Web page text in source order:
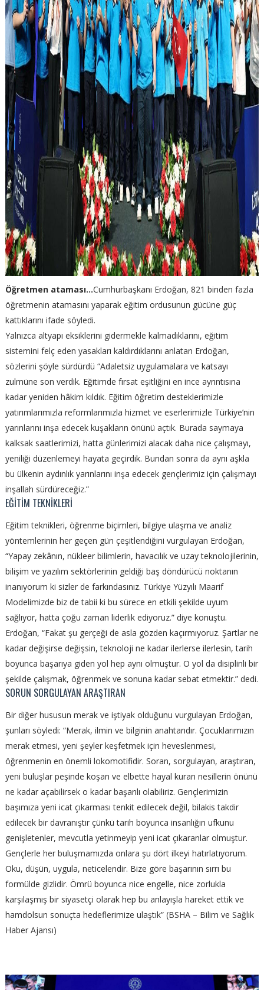
Öğretmen ataması…Cumhurbaşkanı Erdoğan, 821 binden fazla
öğretmenin atamasını yaparak eğitim ordusunun gücüne güç
kattıklarını ifade söyledi.
Yalnızca altyapı eksiklerini gidermekle kalmadıklarını, eğitim
sistemini felç eden yasakları kaldırdıklarını anlatan Erdoğan,
sözlerini şöyle sürdürdü “Adaletsiz uygulamalara ve katsayı
zulmüne son verdik. Eğitimde fırsat eşitliğini en ince ayrıntısına
kadar yeniden hâkim kıldık. Eğitim öğretim desteklerimizle
yatırımlarımızla reformlarımızla hizmet ve eserlerimizle Türkiye’nin
yarınlarını inşa edecek kuşakların önünü açtık. Burada saymaya
kalksak saatlerimizi, hatta günlerimizi alacak daha nice çalışmayı,
yeniliği düzenlemeyi hayata geçirdik. Bundan sonra da aynı aşkla
bu ülkenin aydınlık yarınlarını inşa edecek gençlerimiz için çalışmayı
inşallah sürdüreceğiz.”
EĞİTİM TEKNİKLERİ
Eğitim teknikleri, öğrenme biçimleri, bilgiye ulaşma ve analiz
yöntemlerinin her geçen gün çeşitlendiğini vurgulayan Erdoğan,
“Yapay zekânın, nükleer bilimlerin, havacılık ve uzay teknolojilerinin,
bilişim ve yazılım sektörlerinin geldiği baş döndürücü noktanın
inanıyorum ki sizler de farkındasınız. Türkiye Yüzyılı Maarif
Modelimizde biz de tabii ki bu sürece en etkili şekilde uyum
sağlıyor, hatta çoğu zaman liderlik ediyoruz.” diye konuştu.
Erdoğan, “Fakat şu gerçeği de asla gözden kaçırmıyoruz. Şartlar ne
kadar değişirse değişsin, teknoloji ne kadar ilerlerse ilerlesin, tarih
boyunca başarıya giden yol hep aynı olmuştur. O yol da disiplinli bir
şekilde çalışmak, öğrenmek ve sonuna kadar sebat etmektir.” dedi.
SORUN SORGULAYAN ARAŞTIRAN
Bir diğer hususun merak ve iştiyak olduğunu vurgulayan Erdoğan,
şunları söyledi: “Merak, ilmin ve bilginin anahtarıdır. Çocuklarımızın
merak etmesi, yeni şeyler keşfetmek için heveslenmesi,
öğrenmenin en önemli lokomotifidir. Soran, sorgulayan, araştıran,
yeni buluşlar peşinde koşan ve elbette hayal kuran nesillerin önünü
ne kadar açabilirsek o kadar başarılı olabiliriz. Gençlerimizin
başımıza yeni icat çıkarması tenkit edilecek değil, bilakis takdir
edilecek bir davranıştır çünkü tarih boyunca insanlığın ufkunu
genişletenler, mevcutla yetinmeyip yeni icat çıkaranlar olmuştur.
Gençlerle her buluşmamızda onlara şu dört ilkeyi hatırlatıyorum.
Oku, düşün, uygula, neticelendir. Bize göre başarının sırrı bu
formülde gizlidir. Ömrü boyunca nice engelle, nice zorlukla
karşılaşmış bir siyasetçi olarak hep bu anlayışla hareket ettik ve
hamdolsun sonuçta hedeflerimize ulaştık” (BSHA – Bilim ve Sağlık
Haber Ajansı)